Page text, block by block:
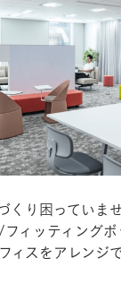
くり困っていま
ィッティングボ
ィスをアレンジ